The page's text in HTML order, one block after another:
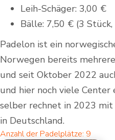
Leih-Schäger: 3,00 €
Bälle: 7,50 € (3 Stück,
Padelon ist ein
Norwegen bereits
und seit Oktober 2022
und hier noch viele
selber rechnet in 2023
in Deutschland.
Anzahl der Padelplätze: 9